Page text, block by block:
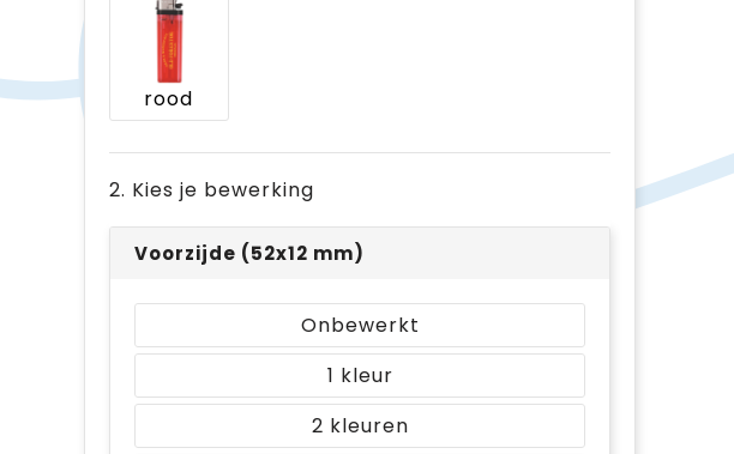
rood
2. Kies je bewerking
Voorzijde (52x12 mm)
Onbewerkt
1
2